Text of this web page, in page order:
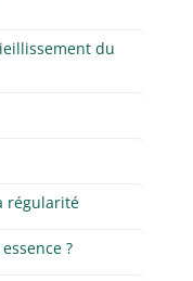
du
régularité
?